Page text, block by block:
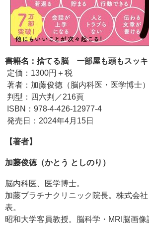
書籍名：捨てる脳 ー部屋も頭もスッ
定価：1300円＋税
著者：加藤俊徳（脳内科医・医学博士）
判型：四六判／216頁
ISBN：978-4-426-12977-4
発売日：2024年4月15日
【著者】
加藤俊徳（かとう としのり）
脳内科医、医学博士。
加藤プラチナクリニック院長。株式会
表。
昭和大学客員教授。脳科学・MRI脳画